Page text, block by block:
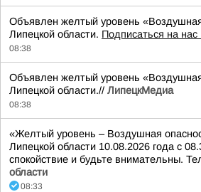
Объявлен желтый уровень
Липецкой области. Подписаться на
08:38
Объявлен желтый уровень
Липецкой области.// ЛипецкМедиа
08:38
«Желтый уровень – Воздушная
Липецкой области 10.08.2026 года с
спокойствие и будьте внимательны.
области
08:33